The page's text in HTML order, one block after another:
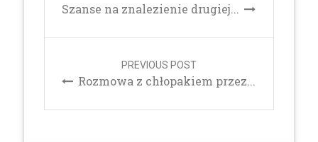
Szanse na znalezienie drugiej...
PREVIOUS POST
Rozmowa z chłopakiem przez...